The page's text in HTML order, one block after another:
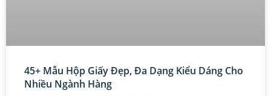
45+ Mẫu Hộp Giấy Đẹp, Đa Dạng Kiểu Dáng Cho
Nhiều Ngành Hàng